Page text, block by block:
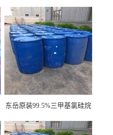
东岳原装99.5%三甲基氯硅烷